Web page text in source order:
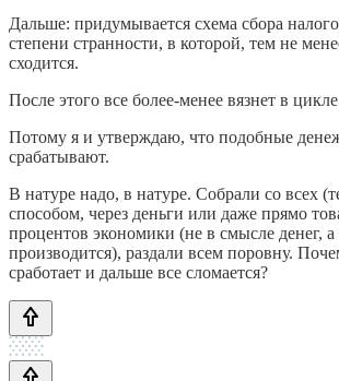
Дальше: придумывается схема сбора
степени странности, в которой, тем не
сходится.
После этого все более-менее вязнет в
Потому я и утверждаю, что подобные
срабатывают.
В натуре надо, в натуре. Собрали со всех
способом, через деньги или даже прямо
процентов экономики (не в смысле денег,
производится), раздали всем поровну.
сработает и дальше все сломается?